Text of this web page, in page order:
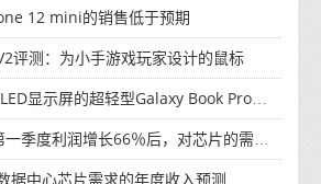
12 mini的销售低于预期
评测：为小手游戏玩家设计的鼠标
超轻型Galaxy Book Pro和Galaxy Book Pro 360笔记本电脑
度利润增长66％后，对芯片的需求将增强
据中心芯片需求的年度收入预测